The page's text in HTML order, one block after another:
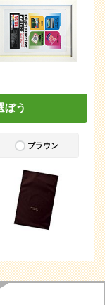
ぼう
ブラウン